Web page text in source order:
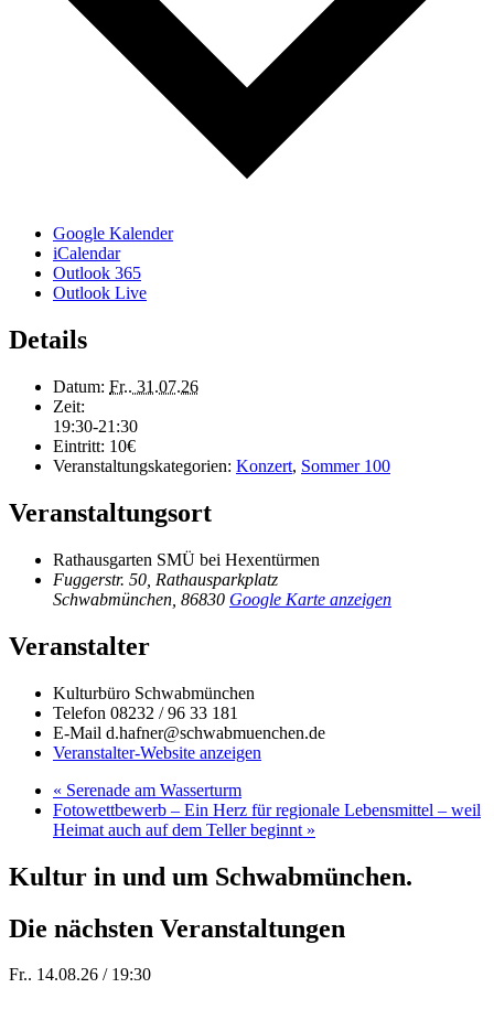
Google Kalender
iCalendar
Outlook 365
Outlook Live
Details
Datum: Fr.. 31.07.26
Zeit:
19:30-21:30
Eintritt: 10€
Veranstaltungskategorien: Konzert, Sommer 100
Veranstaltungsort
Rathausgarten SMÜ bei Hexentürmen
Fuggerstr. 50, Rathausparkplatz
Schwabmünchen 86830 Google Karte anzeigen
Veranstalter
Kulturbüro Schwabmünchen
Telefon 08232 / 96 33 181
E-Mail d.hafner@schwabmuenchen.de
Veranstalter-Website anzeigen
« Serenade am Wasserturm
Fotowettbewerb – Ein Herz für regionale Lebensmittel – weil
Heimat auch auf dem Teller beginnt »
Kultur in und um Schwabmünchen.
Die nächsten Veranstaltungen
Fr.. 14.08.26 / 19:30